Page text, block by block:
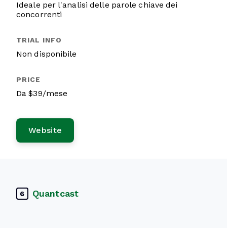
Ideale per l'analisi delle parole chiave dei
concorrenti
Non disponibile
Da $39/mese
Website
6 Quantcast